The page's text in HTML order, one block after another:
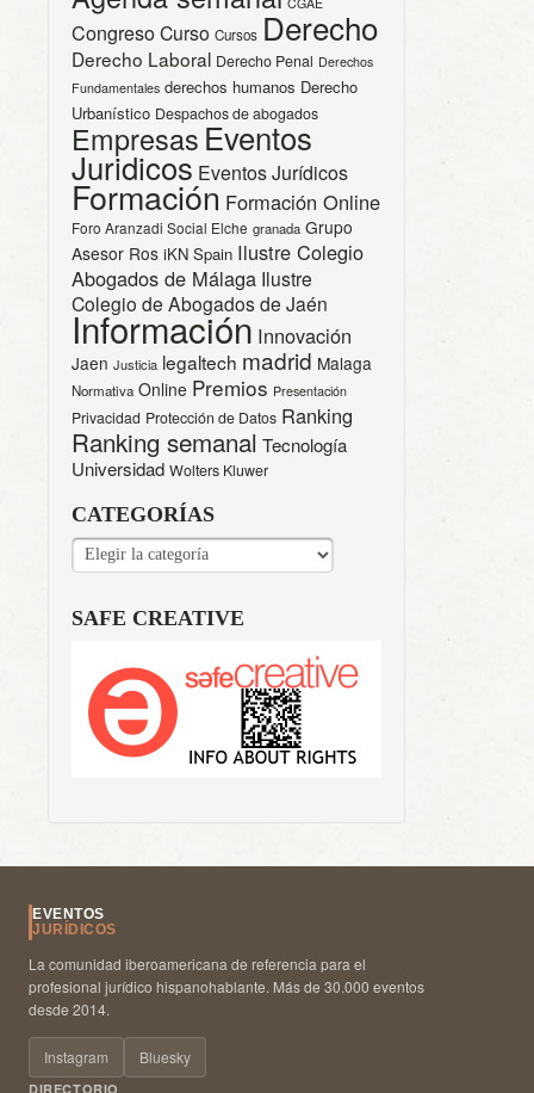
CongresoCurso Cursos Derecho
Derecho Laboral Derecho Penal Derechos
Fundamentales derechos humanos Derecho
Urbanístico Despachos de abogados
Empresas Eventos
Juridicos Eventos Jurídicos
Formación Formación Online
Foro Aranzadi Social Elche granada Grupo
Asesor Ros iKN Spain Ilustre Colegio
Abogados de Málaga Ilustre
Colegio de Abogados de Jaén
Información Innovación
Jaen Justicia legaltech madrid Malaga
Normativa Online Premios Presentación
Privacidad Protección de Datos Ranking
Ranking semanal Tecnología
Universidad Wolters Kluwer
CATEGORÍAS
CATEGORÍAS
SAFE CREATIVE
EVENTOS
JURÍDICOS
La comunidad iberoamericana de referencia para el
profesional jurídico hispanohablante. Más de 30.000 eventos
desde 2014.
Instagram Bluesky
DIRECTORIO